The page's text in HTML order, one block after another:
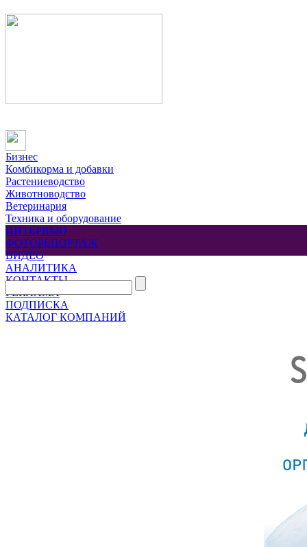
Бизнес
Комбикорма и добавки
Растениеводство
Животноводство
Ветеринария
Техника и оборудование
ИНТЕРВЬЮ
ФОТОРЕПОРТАЖ
ВИДЕО
АНАЛИТИКА
КОНТАКТЫ
РЕКЛАМА
ПОДПИСКА
КАТАЛОГ КОМПАНИЙ